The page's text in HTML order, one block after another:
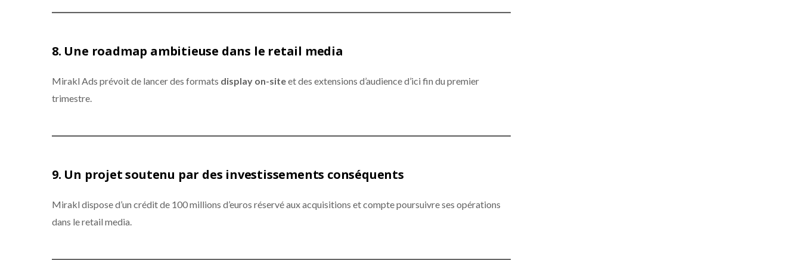
8. Une roadmap ambitieuse dans le retail media
Mirakl Ads prévoit de lancer des formats display on-siteet des extensions d’audience d’ici fin du premier
trimestre.
9. Un projet soutenu par des investissements conséquents
Mirakl dispose d’un crédit de 100 millions d’euros réservé aux acquisitions et compte poursuivre ses opérations
dans le retail media.